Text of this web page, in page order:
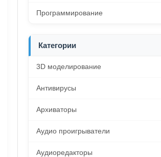
Программирование
Категории
3D моделирование
Антивирусы
Архиваторы
Аудио проигрыватели
Аудиоредакторы